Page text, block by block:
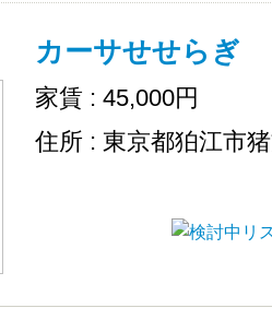
カーサせせらぎ
家賃 : 45,000円
住所 : 東京都狛江市